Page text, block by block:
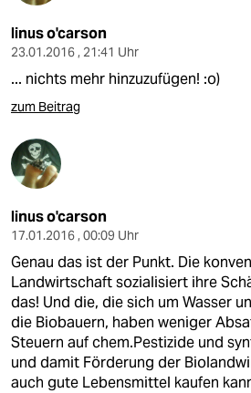
linus o'carson
23.01.2016 , 21:41 Uhr
... nichts mehr hinzuzufügen! :o)
zum Beitrag
linus o'carson
17.01.2016 , 00:09 Uhr
Genau das ist der Punkt. Die
Landwirtschaft sozialisiert ihre
das! Und die, die sich um Wasser
die Biobauern, haben weniger
Steuern auf chem.Pestizide und
und damit Förderung der
auch gute Lebensmittel kaufen